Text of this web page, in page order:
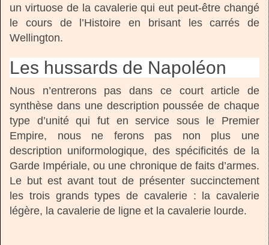
un virtuose de la cavalerie qui eut peut-être changé
le cours de l’Histoire en brisant les carrés de
Wellington.
Les hussards de Napoléon
Nous n’entrerons pas dans ce court article de
synthèse dans une description poussée de chaque
type d’unité qui fut en service sous le Premier
Empire, nous ne ferons pas non plus une
description uniformologique, des spécificités de la
Garde Impériale, ou une chronique de faits d’armes.
Le but est avant tout de présenter succinctement
les trois grands types de cavalerie : la cavalerie
légère, la cavalerie de ligne et la cavalerie lourde.